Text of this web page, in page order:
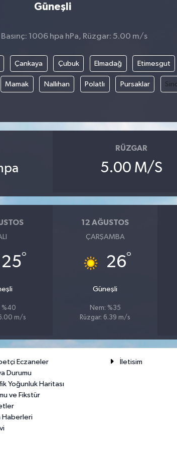
Güneşli
1006 hpa hPa, Rüzgar: 5.00 m/s
Çankaya Çubuk Elmadağ Etimesgut
Mamak Nallıhan Polatlı Pursaklar
RÜZGAR
5.00 M/S
25°
%40
m/s
12 AĞUSTOS
ÇARŞAMBA
26°
Güneşli
Nem: %35
Rüzgar: 6.39 m/s
Eczaneler
Durumu
Yoğunluk Haritası
ve Fikstür
Haberleri
İletisim